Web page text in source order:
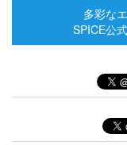
多彩な
SPICE公